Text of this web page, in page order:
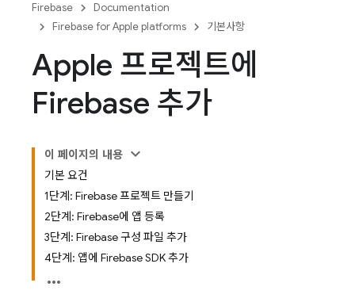
Firebase
Documentation
Firebase for Apple platforms
기본사항
Apple 프로젝트에
Firebase 추가
이 페이지의 내용
기본 요건
1단계: Firebase 프로젝트 만들기
2단계: Firebase에 앱 등록
3단계: Firebase 구성 파일 추가
4단계: 앱에 Firebase SDK 추가